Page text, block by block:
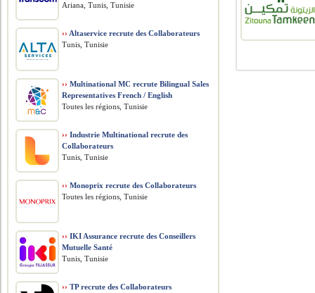
Ariana, Tunis, Tunisie
›› Altaservice recrute des Collaborateurs
Tunis, Tunisie
›› Multinational MC recrute Bilingual Sales
Representatives French / English
Toutes les régions, Tunisie
›› Industrie Multinational recrute des
Collaborateurs
Tunis, Tunisie
›› Monoprix recrute des Collaborateurs
Toutes les régions, Tunisie
›› IKI Assurance recrute des Conseillers
Mutuelle Santé
Tunis, Tunisie
›› TP recrute des Collaborateurs